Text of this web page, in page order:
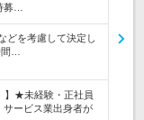
募…
どを考慮して決定し
…
】★未経験・正社員
ービス業出身者が